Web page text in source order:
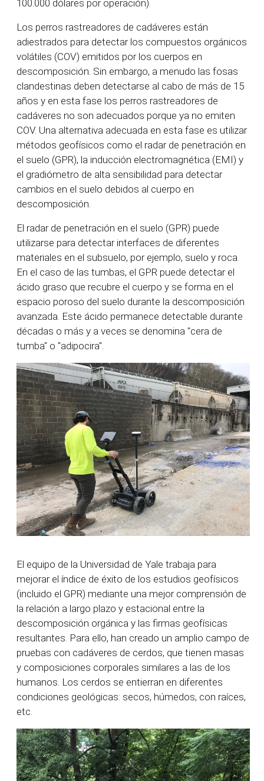
100.000 dólares por operación).
Los perros rastreadores de cadáveres están
adiestrados para detectar los compuestos orgánicos
volátiles (COV) emitidos por los cuerpos en
descomposición. Sin embargo, a menudo las fosas
clandestinas deben detectarse al cabo de más de 15
años y en esta fase los perros rastreadores de
cadáveres no son adecuados porque ya no emiten
COV. Una alternativa adecuada en esta fase es utilizar
métodos geofísicos como el radar de penetración en
el suelo (GPR), la inducción electromagnética (EMI) y
el gradiómetro de alta sensibilidad para detectar
cambios en el suelo debidos al cuerpo en
descomposición.
El radar de penetración en el suelo (GPR) puede
utilizarse para detectar interfaces de diferentes
materiales en el subsuelo, por ejemplo, suelo y roca.
En el caso de las tumbas, el GPR puede detectar el
ácido graso que recubre el cuerpo y se forma en el
espacio poroso del suelo durante la descomposición
avanzada. Este ácido permanece detectable durante
décadas o más y a veces se denomina "cera de
tumba" o "adipocira".
El equipo de la Universidad de Yale trabaja para
mejorar el índice de éxito de los estudios geofísicos
(incluido el GPR) mediante una mejor comprensión de
la relación a largo plazo y estacional entre la
descomposición orgánica y las firmas geofísicas
resultantes. Para ello, han creado un amplio campo de
pruebas con cadáveres de cerdos, que tienen masas
y composiciones corporales similares a las de los
humanos. Los cerdos se entierran en diferentes
condiciones geológicas: secos, húmedos, con raíces,
etc.